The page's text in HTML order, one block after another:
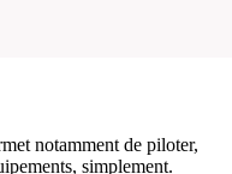
notamment de piloter,
simplement.